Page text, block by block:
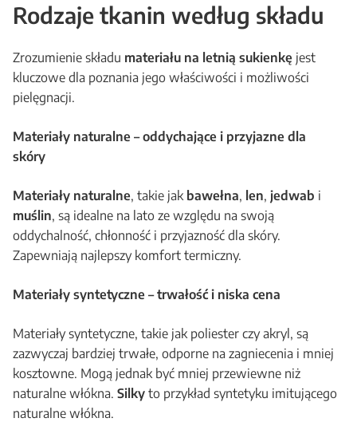
Rodzaje tkanin według składu
Zrozumienie składu materiału na letnią sukienkę jest
kluczowe dla poznania jego właściwości i możliwości
pielęgnacji.
Materiały naturalne – oddychające i przyjazne dla
skóry
Materiały naturalne, takie jak bawełna, len, jedwab i
muślin, są idealne na lato ze względu na swoją
oddychalność, chłonność i przyjazność dla skóry.
Zapewniają najlepszy komfort termiczny.
Materiały syntetyczne – trwałość i niska cena
Materiały syntetyczne, takie jak poliester czy akryl, są
zazwyczaj bardziej trwałe, odporne na zagniecenia i mniej
kosztowne. Mogą jednak być mniej przewiewne niż
naturalne włókna. Silky to przykład syntetyku imitującego
naturalne włókna.